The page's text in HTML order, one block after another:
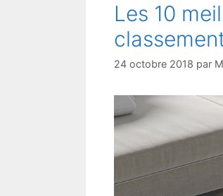
Les 10
24 octobre 2018 par